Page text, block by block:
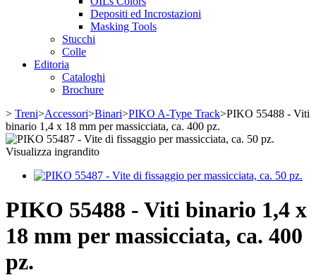
Depositi ed Incrostazioni
Masking Tools
Stucchi
Colle
Editoria
Cataloghi
Brochure
> Treni>Accessori>Binari>PIKO A-Type Track>PIKO 55488 - Viti
binario 1,4 x 18 mm per massicciata, ca. 400 pz.
Visualizza ingrandito
PIKO 55488 - Viti binario 1,4 x
18 mm per massicciata, ca. 400
pz.